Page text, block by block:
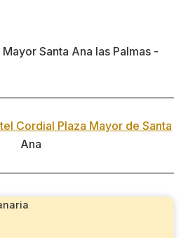
Cordial Plaza Mayor de Santa
Ana